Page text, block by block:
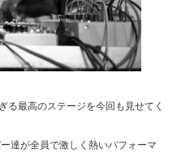
る最高のステージを今回も見せてく
達が全員で激しく熱いパフォーマ